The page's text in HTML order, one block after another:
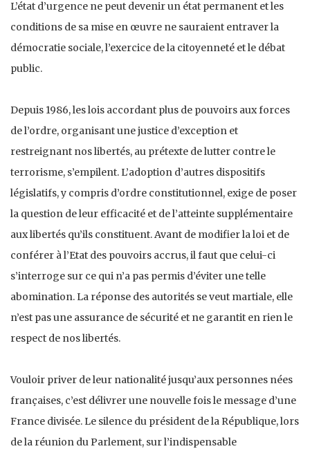
L’état d’urgence ne peut devenir un état permanent et les
conditions de sa mise en œuvre ne sauraient entraver la
démocratie sociale, l’exercice de la citoyenneté et le débat
public.
Depuis 1986, les lois accordant plus de pouvoirs aux forces
de l’ordre, organisant une justice d’exception et
restreignant nos libertés, au prétexte de lutter contre le
terrorisme, s’empilent. L’adoption d’autres dispositifs
législatifs, y compris d’ordre constitutionnel, exige de poser
la question de leur efficacité et de l’atteinte supplémentaire
aux libertés qu’ils constituent. Avant de modifier la loi et de
conférer à l’Etat des pouvoirs accrus, il faut que celui-ci
s’interroge sur ce qui n’a pas permis d’éviter une telle
abomination. La réponse des autorités se veut martiale, elle
n’est pas une assurance de sécurité et ne garantit en rien le
respect de nos libertés.
Vouloir priver de leur nationalité jusqu’aux personnes nées
françaises, c’est délivrer une nouvelle fois le message d’une
France divisée. Le silence du président de la République, lors
de la réunion du Parlement, sur l’indispensable